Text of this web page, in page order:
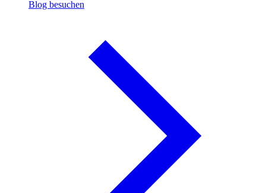
Blog besuchen